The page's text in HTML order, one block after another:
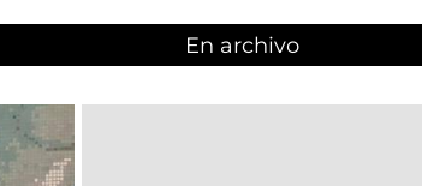
En archivo